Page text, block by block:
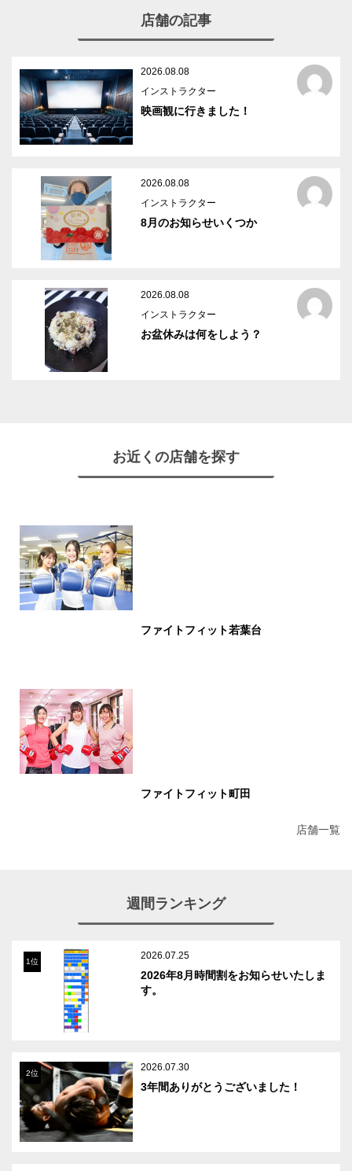
店舗の記事
2026.08.08
インストラクター
映画観に行きました！
2026.08.08
インストラクター
8月のお知らせいくつか
2026.08.08
インストラクター
お盆休みは何をしよう？
お近くの店舗を探す
ファイトフィット若葉台
ファイトフィット町田
店舗一覧
週間ランキング
1位
2026.07.25
2026年8月時間割をお知らせいたしま
す。
2位
2026.07.30
3年間ありがとうございました！